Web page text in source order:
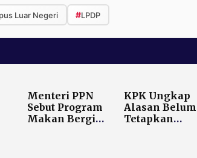
Luar Negeri #LPDP
Menteri PPN
Sebut Program
Makan Bergizi
KPK Ungkap
Alasan Belum
Tetapkan